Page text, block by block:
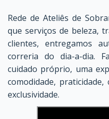
Rede de Ateliês de
que serviços de beleza,
clientes, entregamos
correria do dia-a-dia.
cuidado próprio, uma
comodidade,
exclusividade.